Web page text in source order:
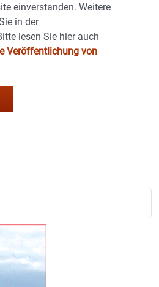
einverstanden. Weitere
in der
lesen Sie hier auch
Veröffentlichung von